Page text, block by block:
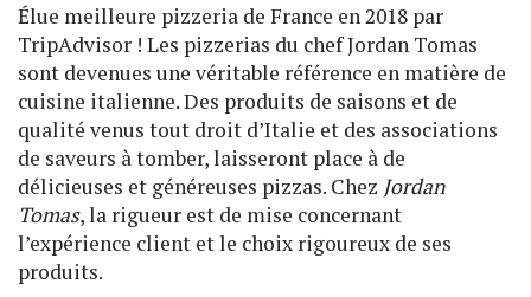
Élue meilleure pizzeria de France en 2018 par
TripAdvisor ! Les pizzerias du chef Jordan Tomas
sont devenues une véritable référence en matière de
cuisine italienne. Des produits de saisons et de
qualité venus tout droit d’Italie et des associations
de saveurs à tomber, laisseront place à de
délicieuses et généreuses pizzas. Chez Jordan
Tomas, la rigueur est de mise concernant
l’expérience client et le choix rigoureux de ses
produits.